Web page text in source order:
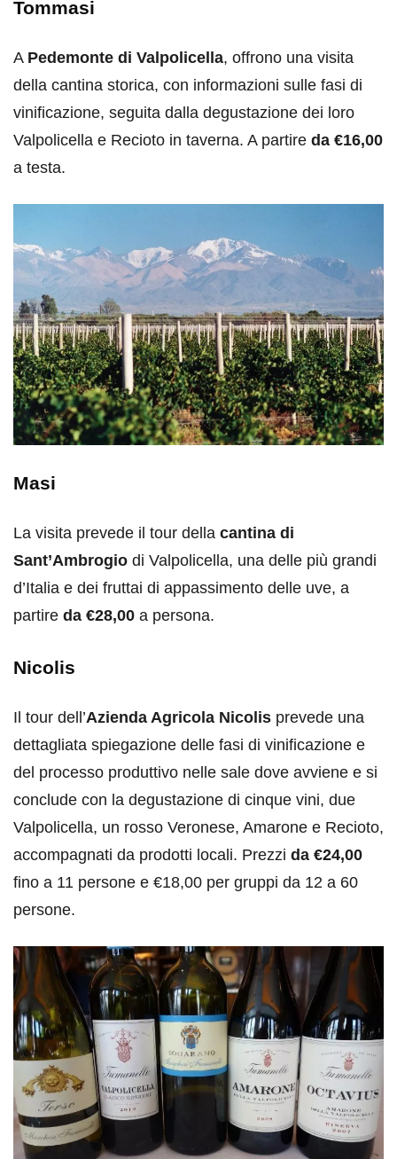
Tommasi
A Pedemonte di Valpolicella, offrono una visita
della cantina storica, con informazioni sulle fasi di
vinificazione, seguita dalla degustazione dei loro
Valpolicella e Recioto in taverna. A partire da €16,00
a testa.
Masi
La visita prevede il tour della cantina di
Sant’Ambrogio di Valpolicella, una delle più grandi
d’Italia e dei fruttai di appassimento delle uve, a
partire da €28,00 a persona.
Nicolis
Il tour dell’Azienda Agricola Nicolis prevede una
dettagliata spiegazione delle fasi di vinificazione e
del processo produttivo nelle sale dove avviene e si
conclude con la degustazione di cinque vini, due
Valpolicella, un rosso Veronese, Amarone e Recioto,
accompagnati da prodotti locali. Prezzi da €24,00
fino a 11 persone e €18,00 per gruppi da 12 a 60
persone.